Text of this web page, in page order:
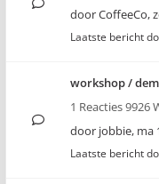
doorCoffeeCo,
Laatste bericht
workshop /
1 Reacties 9926
door jobbie, ma
Laatste bericht